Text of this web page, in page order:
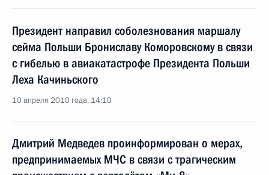
Президент направил соболезнования маршалу
сейма Польши Брониславу Коморовскому в связи
с гибелью в авиакатастрофе Президента Польши
Леха Качиньского
10 апреля 2010 года, 14:10
Дмитрий Медведев проинформирован о мерах,
предпринимаемых МЧС в связи с трагическим